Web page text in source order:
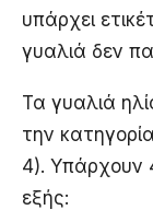
υπάρχει
γυαλιά δεν
Τα γυαλιά
την
4). Υπάρχουν
εξής: